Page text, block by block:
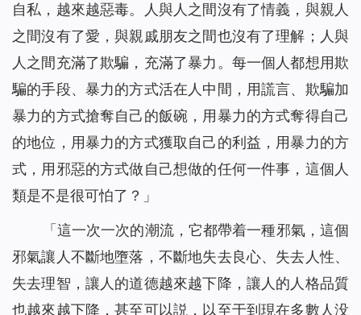
自私，越來越惡毒。人與人之間沒有了情義，與親人
之間沒有了愛，與親戚朋友之間也沒有了理解；人與
人之間充滿了欺騙，充滿了暴力。每一個人都想用欺
騙的手段、暴力的方式活在人中間，用謊言、欺騙加
暴力的方式搶奪自己的飯碗，用暴力的方式奪得自己
的地位，用暴力的方式獲取自己的利益，用暴力的方
式，用邪惡的方式做自己想做的任何一件事，這個人
類是不是很可怕了？ 」
「 這一次一次的潮流，它都帶着一種邪氣，這個
邪氣讓人不斷地墮落，不斷地失去良心、失去人性、
失去理智，讓人的道德越來越下降，讓人的人格品質
也越來越下降，甚至可以説，以至于到現在多數人没